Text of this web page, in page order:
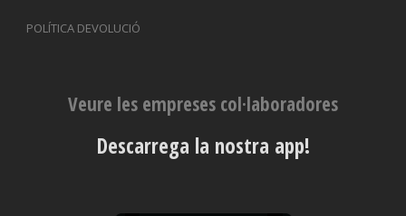
POLÍTICA DEVOLUCIÓ
Veure les empreses col·laboradores
Descarrega la nostra app!